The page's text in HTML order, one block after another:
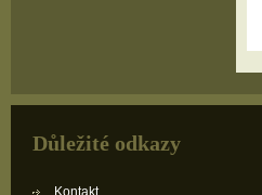
Důležité odkazy
Kontakt